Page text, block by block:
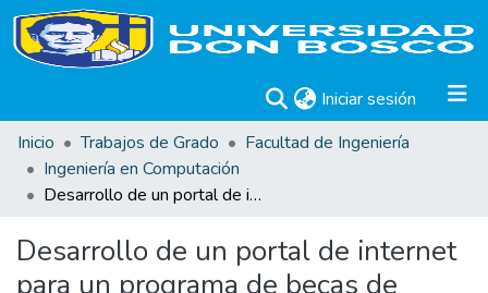
Iniciar sesión (current)
Inicio
Trabajos de Grado
Facultad de Ingeniería
Ingeniería en Computación
Desarrollo de un portal de internet para un programa de becas de estudios superiores de grado y postgrado
Desarrollo de un portal de internet
para un programa de becas de